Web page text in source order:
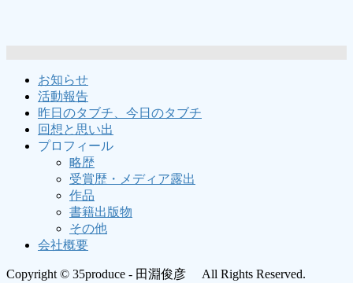
お知らせ
活動報告
昨日のタブチ、今日のタブチ
回想と思い出
プロフィール
略歴
受賞歴・メディア露出
作品
書籍出版物
その他
会社概要
Copyright © 35produce - 田淵俊彦 All Rights Reserved.